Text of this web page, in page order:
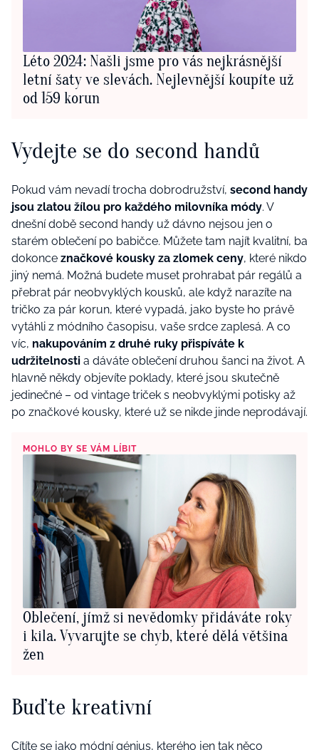
Léto 2024: Našli jsme pro vás nejkrásnější
letní šaty ve slevách. Nejlevnější koupíte už
od 159 korun
Vydejte se do second handů
Pokud vám nevadí trocha dobrodružství, second handy
jsou zlatou žílou pro každého milovníka módy. V
dnešní době second handy už dávno nejsou jen o
starém oblečení po babičce. Můžete tam najít kvalitní, ba
dokonce značkové kousky za zlomek ceny, které nikdo
jiný nemá. Možná budete muset prohrabat pár regálů a
přebrat pár neobvyklých kousků, ale když narazíte na
tričko za pár korun, které vypadá, jako byste ho právě
vytáhli z módního časopisu, vaše srdce zaplesá. A co
víc, nakupováním z druhé ruky přispíváte k
udržitelnosti a dáváte oblečení druhou šanci na život. A
hlavně někdy objevíte poklady, které jsou skutečně
jedinečné – od vintage triček s neobvyklými potisky až
po značkové kousky, které už se nikde jinde neprodávají.
MOHLO BY SE VÁM LÍBIT
Oblečení, jímž si nevědomky přidáváte roky
i kila. Vyvarujte se chyb, které dělá většina
žen
Buďte kreativní
Cítíte se jako módní génius, kterého jen tak něco